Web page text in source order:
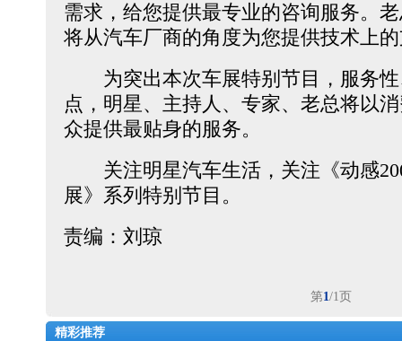
需求，给您提供最专业的咨询服务。
将从汽车厂商的角度为您提供技术上
为突出本次车展特别节目，服务性
点，明星、主持人、专家、老总将以
众提供最贴身的服务。
关注明星汽车生活，关注《动感
展》系列特别节目。
责编：刘琼
第1/1页
精彩推荐